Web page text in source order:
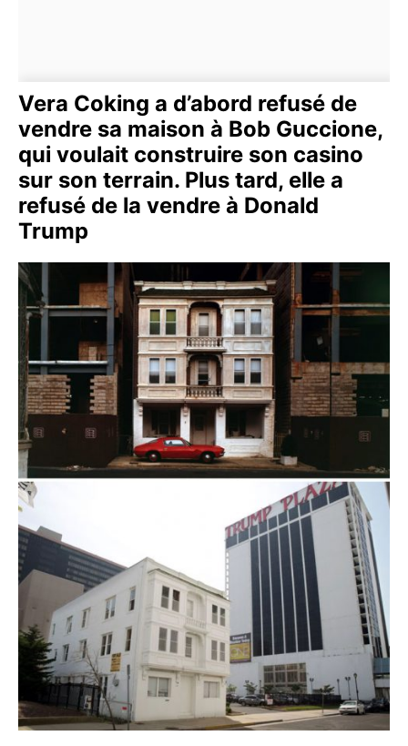
Vera Coking a d’abord refusé de
vendre sa maison à Bob Guccione,
qui voulait construire son casino
sur son terrain. Plus tard, elle a
refusé de la vendre à Donald
Trump